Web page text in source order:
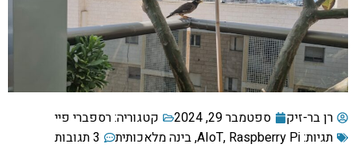
רן בר-זיק ספטמבר 29, 2024 קטגוריה:רספברי פיי
תגיות:
AIoT, Raspberry Pi
,בינה מלאכותית
3 תגובות